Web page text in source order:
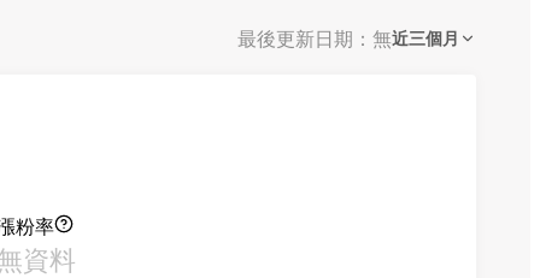
最後更新日期：無近三個月
粉率
資料